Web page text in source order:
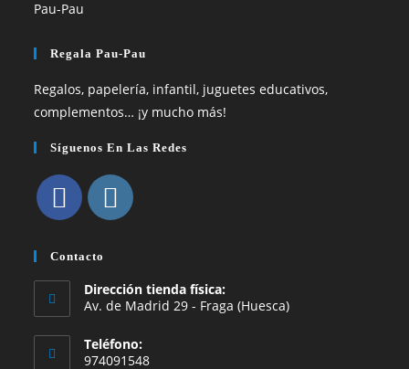
Regala Pau-Pau
Regalos, papelería, infantil, juguetes educativos,
complementos… ¡y mucho más!
Síguenos En Las Redes
abre
una
nueva
pestaña
abre
una
pestaña
Contacto
Dirección tienda física:
Av. de Madrid 29 - Fraga (Huesca)
Teléfono:
974091548